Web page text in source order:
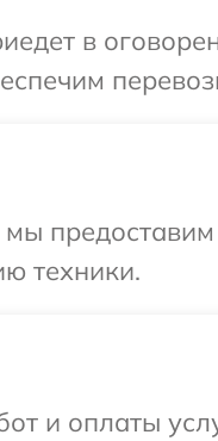
в
техники.
и оплаты